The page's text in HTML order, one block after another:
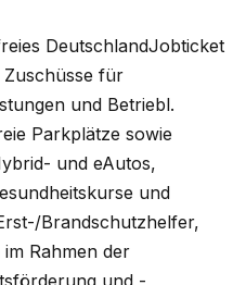
DeutschlandJobticket
für
und Betriebl.
Parkplätze sowie
und eAutos,
und
Brandschutzhelfer,
Rahmen der